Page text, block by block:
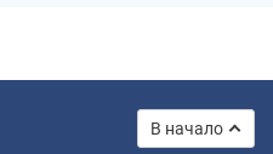
В начало